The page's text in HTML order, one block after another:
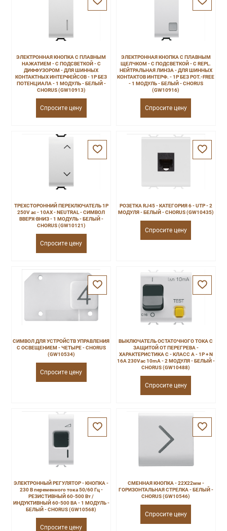
ЭЛЕКТРОННАЯ КНОПКА С ПЛАВНЫМ
НАЖАТИЕМ - С ПОДСВЕТКОЙ - С
ДИФФУЗОРОМ - ДЛЯ ШИННЫХ
КОНТАКТНЫХ ИНТЕРФЕЙСОВ - 1P БЕЗ
ПОТЕНЦИАЛА - 1 МОДУЛЬ - БЕЛЫЙ -
CHORUS (GW10913)
Спросите цену
ЭЛЕКТРОННАЯ КНОПКА С ПЛАВНЫМ
ЩЕЛЧКОМ - С ПОДСВЕТКОЙ - С REPL.
НЕЙТРАЛЬНАЯ ЛИНЗА - ДЛЯ ШИННЫХ
КОНТАКТОВ ИНТЕРФ. - 1P БЕЗ POT.-FREE
- 1 МОДУЛЬ - БЕЛЫЙ - CHORUS
(GW10916)
Спросите цену
ТРЕХСТОРОННИЙ ПЕРЕКЛЮЧАТЕЛЬ 1P
250V ac - 10AX - NEUTRAL - СИМВОЛ
ВВЕРХ-ВНИЗ - 1 МОДУЛЬ - БЕЛЫЙ -
CHORUS (GW10121)
Спросите цену
РОЗЕТКА RJ45 - КАТЕГОРИЯ 6 - UTP - 2
МОДУЛЯ - БЕЛЫЙ - CHORUS (GW10435)
Спросите цену
СИМВОЛ ДЛЯ УСТРОЙСТВ УПРАВЛЕНИЯ
С ОСВЕЩЕНИЕМ - ЧЕТЫРЕ - CHORUS
(GW10534)
Спросите цену
ВЫКЛЮЧАТЕЛЬ ОСТАТОЧНОГО ТОКА С
ЗАЩИТОЙ ОТ ПЕРЕГРЕВА -
ХАРАКТЕРИСТИКА C - КЛАСС A - 1P + N
16A 230Vac 10mA - 2 МОДУЛЯ - БЕЛЫЙ -
CHORUS (GW10488)
Спросите цену
ЭЛЕКТРОННЫЙ РЕГУЛЯТОР - КНОПКА -
230 В переменного тока 50/60 Гц -
РЕЗИСТИВНЫЙ 60-500 Вт /
ИНДУКТИВНЫЙ 60-500 ВА - 1 МОДУЛЬ -
БЕЛЫЙ - CHORUS (GW10568)
Спросите цену
СМЕННАЯ КНОПКА - 22X22мм -
ГОРИЗОНТАЛЬНАЯ СТРЕЛКА - БЕЛЫЙ -
CHORUS (GW10546)
Спросите цену